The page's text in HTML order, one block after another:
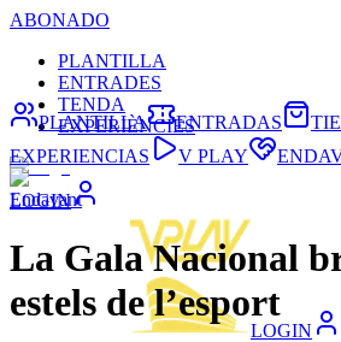
ABONADO
PLANTILLA
ENTRADES
TENDA
EXPERIÈNCIES
LOGIN
LOGIN
PLANTILLA ENTRADAS
EXPERIENCIAS
V PLAY
Endavant
La Gala Nacional
estels de l’esport